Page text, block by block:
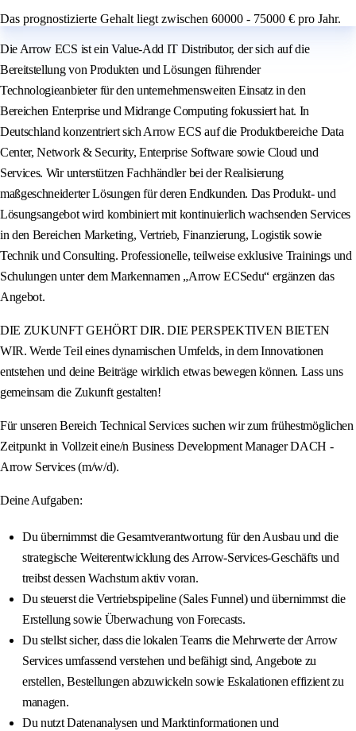
Das prognostizierte Gehalt liegt zwischen 60000 - 75000 € pro Jahr.
Die Arrow ECS ist ein Value-Add IT Distributor, der sich auf die
Bereitstellung von Produkten und Lösungen führender
Technologieanbieter für den unternehmensweiten Einsatz in den
Bereichen Enterprise und Midrange Computing fokussiert hat. In
Deutschland konzentriert sich Arrow ECS auf die Produktbereiche Data
Center, Network & Security, Enterprise Software sowie Cloud und
Services. Wir unterstützen Fachhändler bei der Realisierung
maßgeschneiderter Lösungen für deren Endkunden. Das Produkt- und
Lösungsangebot wird kombiniert mit kontinuierlich wachsenden Services
in den Bereichen Marketing, Vertrieb, Finanzierung, Logistik sowie
Technik und Consulting. Professionelle, teilweise exklusive Trainings und
Schulungen unter dem Markennamen „Arrow ECSedu“ ergänzen das
Angebot.
DIE ZUKUNFT GEHÖRT DIR. DIE PERSPEKTIVEN BIETEN
WIR. Werde Teil eines dynamischen Umfelds, in dem Innovationen
entstehen und deine Beiträge wirklich etwas bewegen können. Lass uns
gemeinsam die Zukunft gestalten!
Für unseren Bereich Technical Services suchen wir zum frühestmöglichen
Zeitpunkt in Vollzeit eine/n Business Development Manager DACH -
Arrow Services (m/w/d).
Deine Aufgaben:
Du übernimmst die Gesamtverantwortung für den Ausbau und die
strategische Weiterentwicklung des Arrow-Services-Geschäfts und
treibst dessen Wachstum aktiv voran.
Du steuerst die Vertriebspipeline (Sales Funnel) und übernimmst die
Erstellung sowie Überwachung von Forecasts.
Du stellst sicher, dass die lokalen Teams die Mehrwerte der Arrow
Services umfassend verstehen und befähigt sind, Angebote zu
erstellen, Bestellungen abzuwickeln sowie Eskalationen effizient zu
managen.
Du nutzt Datenanalysen und Marktinformationen und